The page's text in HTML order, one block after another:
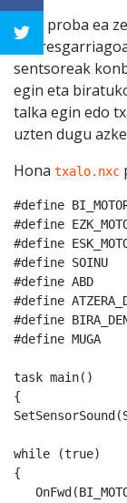
Egin proba ea
sentsoreak
egin eta
talka egin edo
uzten dugu
Hona txalo.nxc
#define BI_MOTOR
#define EZK_MOTOR
#define ESK_MOTOR
#define SOINU       S2     	//
#define ABD         50
#define ATZERA_DENB 300
#define BIRA_DENB
#define MUGA        60		//
task main()
{
SetSensorSound(SOINU);	//Soinu
while (true)  		// Begizta infinitua
{
OnFwd(BI_MOTOR, ABD);	// 2